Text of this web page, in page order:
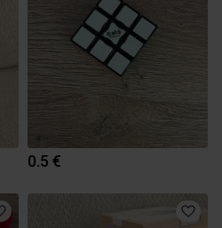
0.5 €